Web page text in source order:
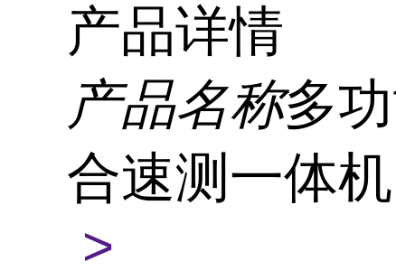
产品详情
产品名称多
合速测一体机
>